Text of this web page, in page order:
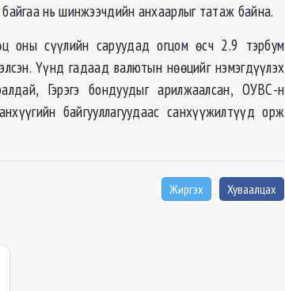
нь шинжээчдийн анхаарлыг татаж байна.
оны сүүлийн саруудад огцом өсч 2.9 тэрбум
Үүнд гадаад валютын нөөцийг нэмэгдүүлэх
Гэрэгэ бондуудыг арилжаалсан, ОУВС-н
байгууллагуудаас санхүүжилтүүд орж
Жиргэх Хуваалцах